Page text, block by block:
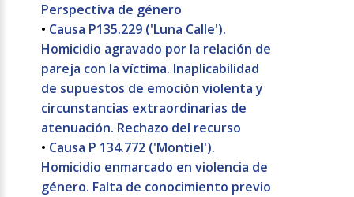
Perspectiva de género
• Causa P135.229 ('Luna Calle').
Homicidio agravado por la relación de
pareja con la víctima. Inaplicabilidad
de supuestos de emoción violenta y
circunstancias extraordinarias de
atenuación. Rechazo del recurso
• Causa P 134.772 ('Montiel').
Homicidio enmarcado en violencia de
género. Falta de conocimiento previo